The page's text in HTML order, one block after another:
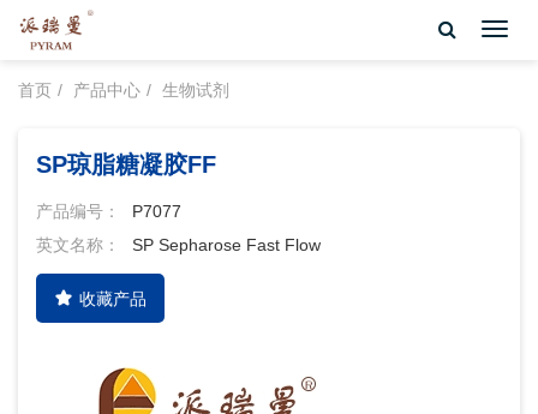
首页
产品中心 生物试剂
SP琼脂糖凝胶FF
产品编号：
P7077
英文名称：
SP Sepharose Fast Flow
收藏产品